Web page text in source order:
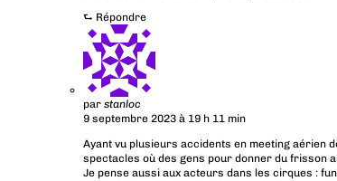
⮑ Répondre
par stanloc
9 septembre 2023 à 19 h 11 min
Ayant vu plusieurs accidents en meeting aérien
spectacles où des gens pour donner du frisson
Je pense aussi aux acteurs dans les cirques :